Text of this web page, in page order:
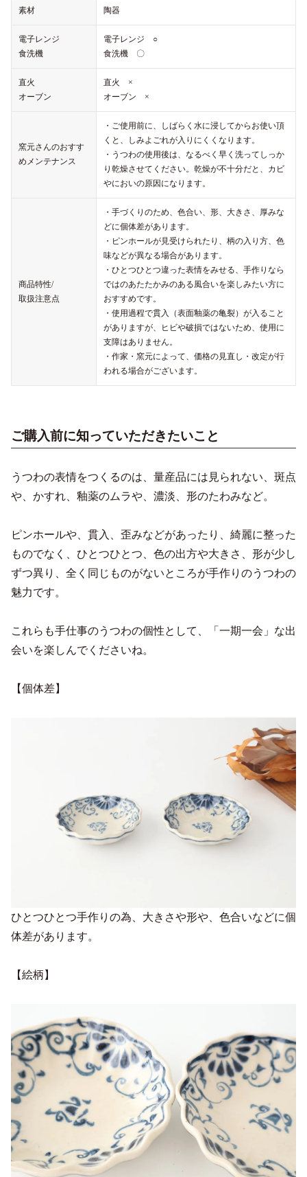
素材 陶器
電子レンジ
食洗機
電子レンジ ○
食洗機 〇
直火
オーブン
直火 ×
オーブン ×
窯元さんのおすす
めメンテナンス
・ご使用前に、しばらく水に浸してからお使い頂
くと、しみよごれが入りにくくなります。
・うつわの使用後は、なるべく早く洗ってしっか
り乾燥させてください。乾燥が不十分だと、カビ
やにおいの原因になります。
商品特性/
取扱注意点
・手づくりのため、色合い、形、大きさ、厚みな
どに個体差があります。
・ピンホールが見受けられたり、柄の入り方、色
味などが異なる場合があります。
・ひとつひとつ違った表情をみせる、手作りなら
ではのあたたかみのある風合いを楽しみたい方に
おすすめです。
・使用過程で貫入（表面釉薬の亀裂）が入ること
がありますが、ヒビや破損ではないため、使用に
支障はありません。
・作家・窯元によって、価格の見直し・改定が行
われる場合がございます。
ご購入前に知っていただきたいこと
うつわの表情をつくるのは、量産品には見られない、斑点
や、かすれ、釉薬のムラや、濃淡、形のたわみなど。
ピンホールや、貫入、歪みなどがあったり、綺麗に整った
ものでなく、ひとつひとつ、色の出方や大きさ、形が少し
ずつ異り、全く同じものがないところが手作りのうつわの
魅力です。
これらも手仕事のうつわの個性として、「一期一会」な出
会いを楽しんでくださいね。
【個体差】
ひとつひとつ手作りの為、大きさや形や、色合いなどに個
体差があります。
【絵柄】